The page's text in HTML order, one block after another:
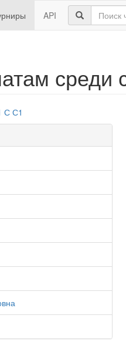
API
С С1